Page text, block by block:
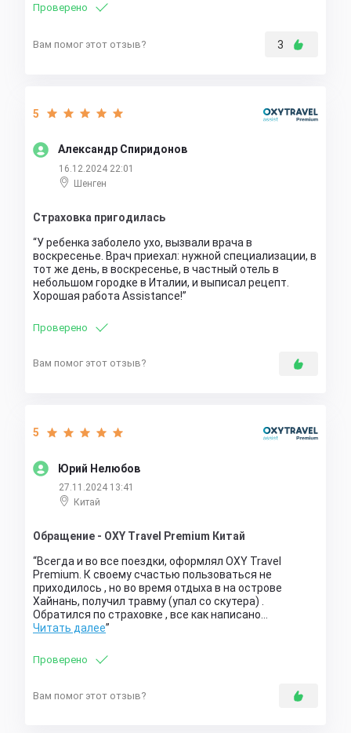
Проверено
Вам помог этот отзыв? 3
Александр Спиридонов
5
16.12.2024 22:01
Шенген
Страховка пригодилась
У ребенка заболело ухо, вызвали врача в
воскресенье. Врач приехал: нужной специализации, в
тот же день, в воскресенье, в частный отель в
небольшом городке в Италии, и выписал рецепт.
Хорошая работа Assistance!
Проверено
Вам помог этот отзыв?
Юрий Нелюбов
5
27.11.2024 13:41
Китай
Обращение - OXY Travel Premium Китай
Всегда и во все поездки, оформлял OXY Travel
Premium. К своему счастью пользоваться не
приходилось , но во время отдыха в на острове
Хайнань, получил травму (упал со скутера) .
Обратился по страховке , все как написано…
Читать далее
Проверено
Вам помог этот отзыв?